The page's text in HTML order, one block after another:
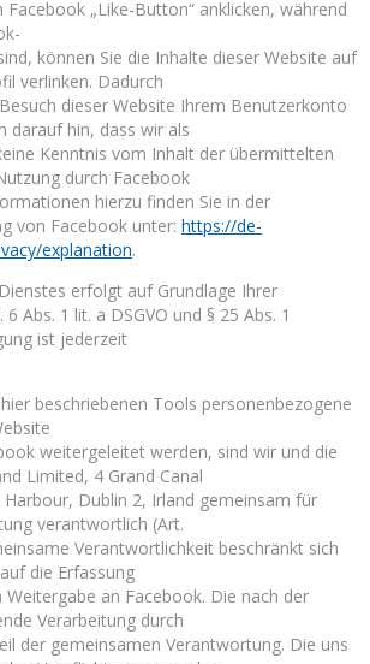
Facebook „Like-Button“ anklicken, während
können Sie die Inhalte dieser Website auf
verlinken. Dadurch
dieser Website Ihrem Benutzerkonto
darauf hin, dass wir als
Kenntnis vom Inhalt der übermittelten
durch Facebook
hierzu finden Sie in der
von Facebook unter: https://de-
explanation.
erfolgt auf Grundlage Ihrer
Abs. 1 lit. a DSGVO und § 25 Abs. 1
ist jederzeit
beschriebenen Tools personenbezogene
weitergeleitet werden, sind wir und die
Limited, 4 Grand Canal
Harbour, Dublin 2, Irland gemeinsam für
verantwortlich (Art.
Verantwortlichkeit beschränkt sich
die Erfassung
an Facebook. Die nach der
Verarbeitung durch
der gemeinsamen Verantwortung. Die uns